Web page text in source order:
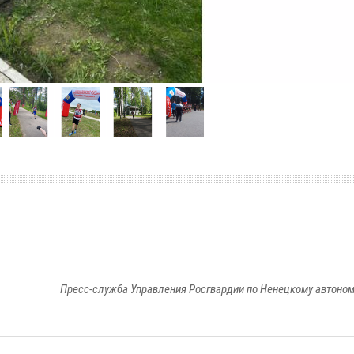
Пресс-служба Управления Росгвардии по Ненецкому